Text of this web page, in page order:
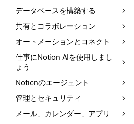
データベースを構築する
共有とコラボレーション
オートメーションとコネクト
仕事にNotion AIを使用しまし
ょう
Notionのエージェント
管理とセキュリティ
メール、カレンダー、アプリ